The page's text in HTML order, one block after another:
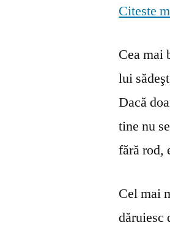
Citeste
Cea mai
lui
Dacă
tine nu
fără rod,
Cel mai
dăruiesc